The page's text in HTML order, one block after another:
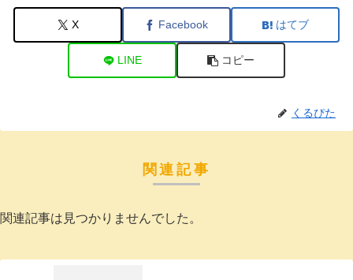
X Facebook はてブ
LINE コピー
くるぴた
関連記事
関連記事は見つかりませんでした。